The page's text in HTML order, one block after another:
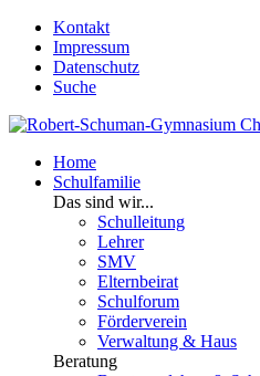
Kontakt
Impressum
Datenschutz
Suche
Home
Schulfamilie
Das sind wir...
Schulleitung
Lehrer
SMV
Elternbeirat
Schulforum
Förderverein
Verwaltung & Haus
Beratung